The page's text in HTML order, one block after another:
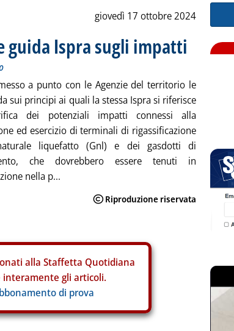
giovedì 17 ottobre 2024
guida Ispra sugli impatti
a punto con le Agenzie del territorio le
sui principi ai quali la stessa Ispra si riferisce
dei potenziali impatti connessi alla
ed esercizio di terminali di rigassificazione
liquefatto (Gnl) e dei gasdotti di
che dovrebbero essere tenuti in
nella p...
alla Staffetta Quotidiana
interamente gli articoli.
di prova